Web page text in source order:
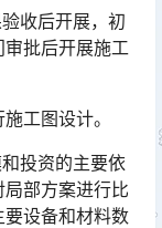
收后开展，初
批后开展施工
工图设计。
投资的主要依
部方案进行比
设备和材料数